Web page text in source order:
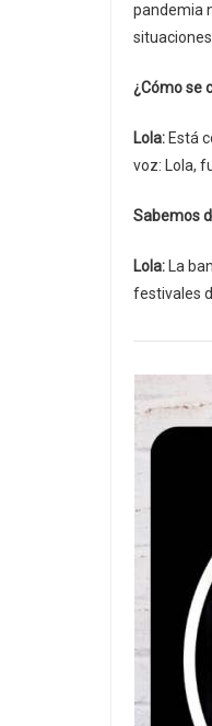
pandemia
¿Cómo se
Lola: Está
voz: Lola,
Sabemos
Lola: La
festivales